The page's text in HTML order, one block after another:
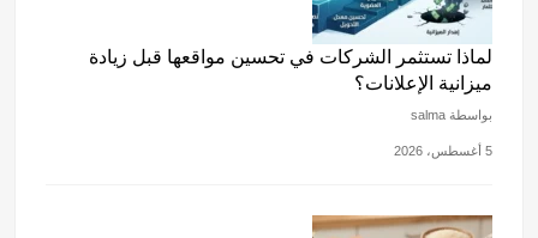
لماذا تستثمر الشركات في تحسين مواقعها قبل زيادة
ميزانية الإعلانات؟
بواسطة salma
5 أغسطس، 2026